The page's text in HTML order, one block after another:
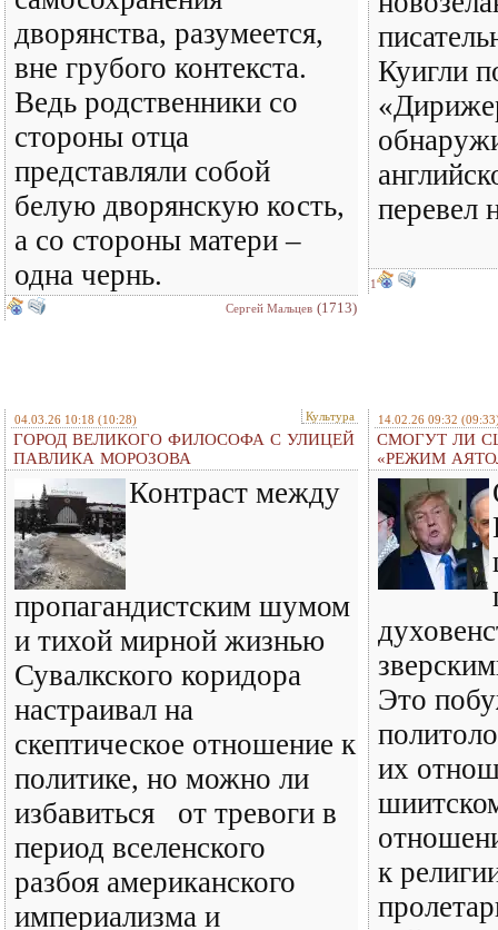
дворянства, разумеется,
вне грубого контекста.
Ведь родственники со
стороны отца
представляли собой
белую дворянскую кость,
а со стороны матери –
одна чернь.
Сергей Мальцев (1713)
Куигли
перевел
1
04.03.26 10:18 (10:28) Культура
ГОРОД ВЕЛИКОГО ФИЛОСОФА С УЛИЦЕЙ
ПАВЛИКА МОРОЗОВА
Контраст между
пропагандистским шумом
и тихой мирной жизнью
Сувалкского коридора
настраивал на
скептическое отношение к
политике, но можно ли
избавиться от тревоги в
период вселенского
разбоя американского
империализма и
14.02.26 09:32
СМОГУТ ЛИ
«РЕЖИМ
Это
их
к